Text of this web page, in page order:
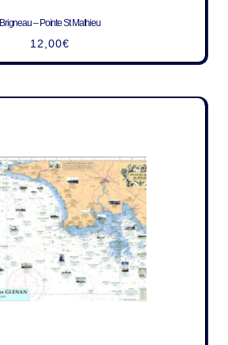
Brigneau – Pointe St Mathieu
12,00€